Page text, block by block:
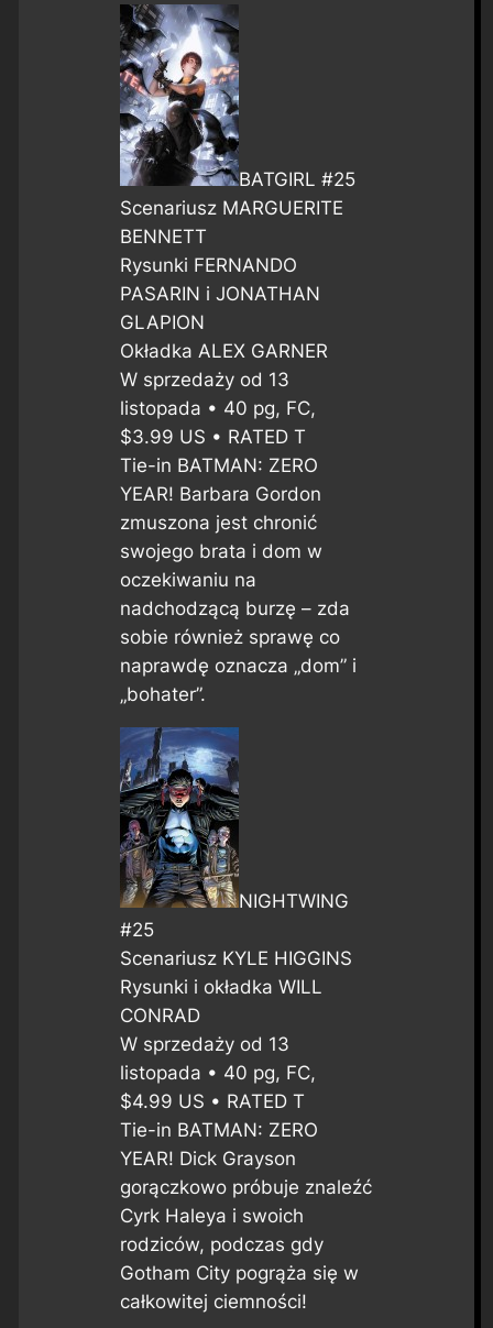
BATGIRL #25
Scenariusz MARGUERITE
BENNETT
Rysunki FERNANDO
PASARIN i JONATHAN
GLAPION
Okładka ALEX GARNER
W sprzedaży od 13
listopada • 40 pg, FC,
$3.99 US • RATED T
Tie-in BATMAN: ZERO
YEAR! Barbara Gordon
zmuszona jest chronić
swojego brata i dom w
oczekiwaniu na
nadchodzącą burzę – zda
sobie również sprawę co
naprawdę oznacza „dom” i
„bohater”.
NIGHTWING
#25
Scenariusz KYLE HIGGINS
Rysunki i okładka WILL
CONRAD
W sprzedaży od 13
listopada • 40 pg, FC,
$4.99 US • RATED T
Tie-in BATMAN: ZERO
YEAR! Dick Grayson
gorączkowo próbuje znaleźć
Cyrk Haleya i swoich
rodziców, podczas gdy
Gotham City pogrąża się w
całkowitej ciemności!